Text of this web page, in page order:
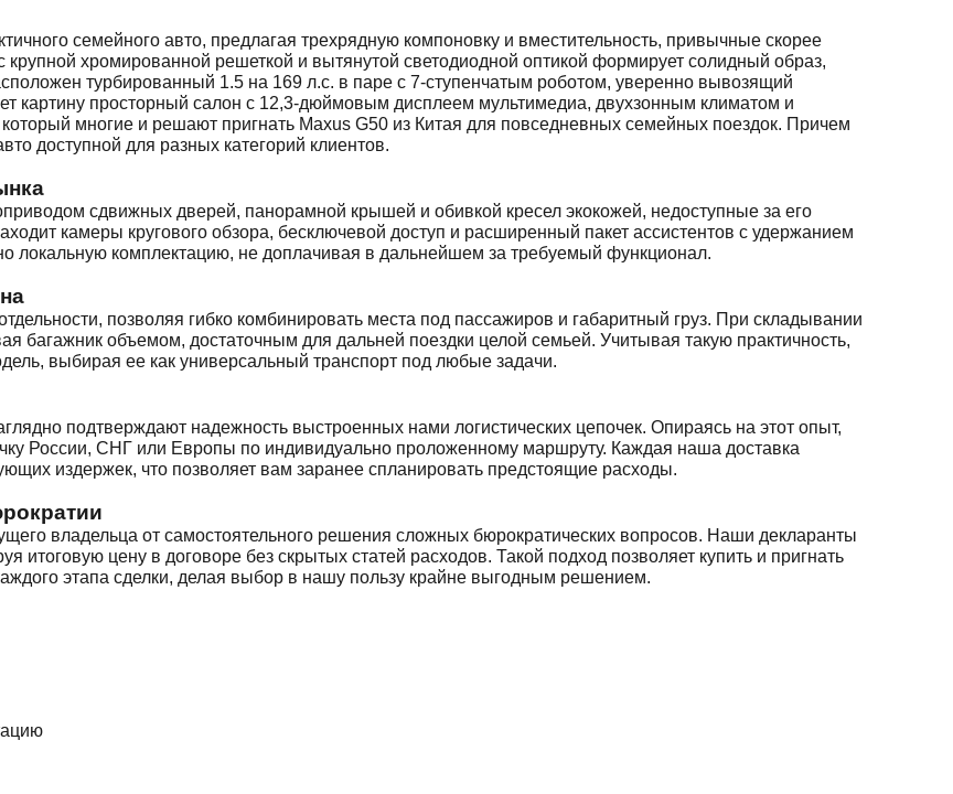
семейного авто, предлагая трехрядную компоновку и вместительность, привычные скорее
хромированной решеткой и вытянутой светодиодной оптикой формирует солидный образ,
турбированный 1.5 на 169 л.с. в паре с 7-ступенчатым роботом, уверенно вывозящий
картину просторный салон с 12,3-дюймовым дисплеем мультимедиа, двухзонным климатом и
многие и решают пригнать Maxus G50 из Китая для повседневных семейных поездок. Причем
доступной для разных категорий клиентов.
сдвижных дверей, панорамной крышей и обивкой кресел экокожей, недоступные за его
камеры кругового обзора, бесключевой доступ и расширенный пакет ассистентов с удержанием
локальную комплектацию, не доплачивая в дальнейшем за требуемый функционал.
позволяя гибко комбинировать места под пассажиров и габаритный груз. При складывании
багажник объемом, достаточным для дальней поездки целой семьей. Учитывая такую практичность,
выбирая ее как универсальный транспорт под любые задачи.
подтверждают надежность выстроенных нами логистических цепочек. Опираясь на этот опыт,
России, СНГ или Европы по индивидуально проложенному маршруту. Каждая наша доставка
издержек, что позволяет вам заранее спланировать предстоящие расходы.
владельца от самостоятельного решения сложных бюрократических вопросов. Наши декларанты
итоговую цену в договоре без скрытых статей расходов. Такой подход позволяет купить и пригнать
этапа сделки, делая выбор в нашу пользу крайне выгодным решением.